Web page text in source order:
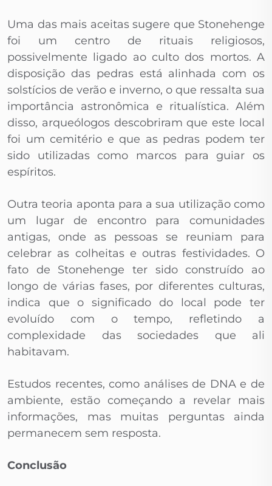
Uma das mais aceitas sugere que Stonehenge
foi um centro de rituais religiosos,
possivelmente ligado ao culto dos mortos. A
disposição das pedras está alinhada com os
solstícios de verão e inverno, o que ressalta sua
importância astronômica e ritualística. Além
disso, arqueólogos descobriram que este local
foi um cemitério e que as pedras podem ter
sido utilizadas como marcos para guiar os
espíritos.
Outra teoria aponta para a sua utilização como
um lugar de encontro para comunidades
antigas, onde as pessoas se reuniam para
celebrar as colheitas e outras festividades. O
fato de Stonehenge ter sido construído ao
longo de várias fases, por diferentes culturas,
indica que o significado do local pode ter
evoluído com o tempo, refletindo a
complexidade das sociedades que ali
habitavam.
Estudos recentes, como análises de DNA e de
ambiente, estão começando a revelar mais
informações, mas muitas perguntas ainda
permanecem sem resposta.
Conclusão